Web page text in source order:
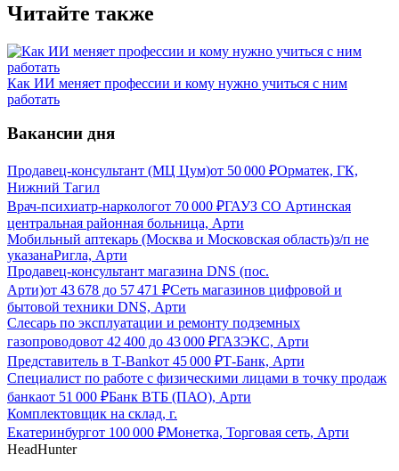
Читайте также
Как ИИ меняет профессии и кому нужно учиться с ним
работать
Вакансии дня
Продавец-консультант (МЦ Цум)от 50 000 ₽Орматек, ГК,
Нижний Тагил
Врач-психиатр-наркологот 70 000 ₽ГАУЗ СО Артинская
центральная районная больница, Арти
Мобильный аптекарь (Москва и Московская область)з/п не
указанаРигла, Арти
Продавец-консультант магазина DNS (пос.
Арти)от 43 678 до 57 471 ₽Сеть магазинов цифровой и
бытовой техники DNS, Арти
Слесарь по эксплуатации и ремонту подземных
газопроводовот 42 400 до 43 000 ₽ГАЗЭКС, Арти
Представитель в Т-Bankот 45 000 ₽Т-Банк, Арти
Специалист по работе с физическими лицами в точку продаж
банкаот 51 000 ₽Банк ВТБ (ПАО), Арти
Комплектовщик на склад, г.
Екатеринбургот 100 000 ₽Монетка, Торговая сеть, Арти
HeadHunter